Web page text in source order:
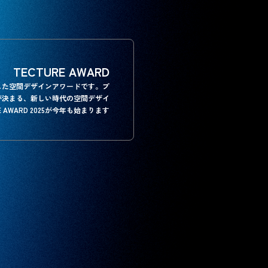
TECTURE AWARD
空間デザインアワードです。プ
まる、新しい時代の空間デザイ
2025が今年も始まります。